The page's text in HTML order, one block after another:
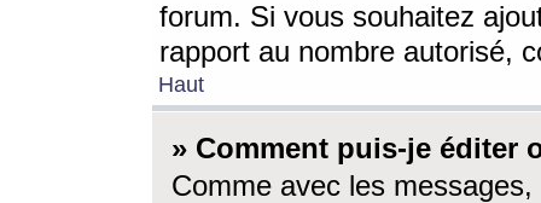
forum. Si vous souhaitez
rapport au nombre autorisé,
Haut
» Comment puis-je éditer
Comme avec les